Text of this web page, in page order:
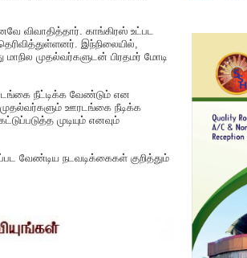
விவாதித்தார். காங்கிரஸ் உட்பட
இந்நிலையில்,
முதல்வர்களுடன் பிரதமர் மோடி
நீட்டிக்க வேண்டும் என
முதல்வர்களும் ஊரடங்கை நீடிக்க
முடியும் எனவும்
வேண்டிய நடவடிக்கைகள் குறித்தும்